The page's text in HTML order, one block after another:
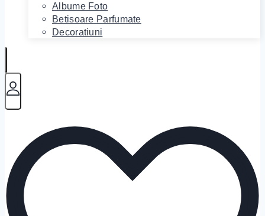
Albume Foto
Betisoare Parfumate
Decoratiuni